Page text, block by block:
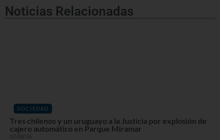
Noticias Relacionadas
SOCIEDAD
Tres chilenos y un uruguayo a la Justicia por explosión de
cajero automático en Parque Miramar
07/08/26